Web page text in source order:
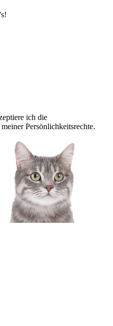
ich die
Persönlichkeitsrechte.